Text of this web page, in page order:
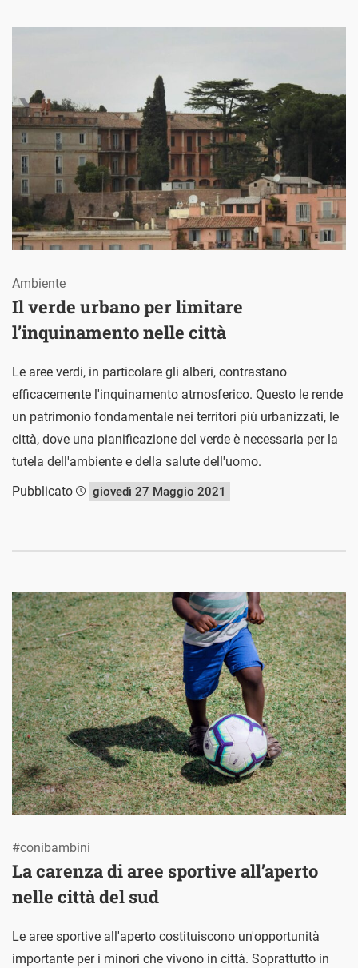
Il verde urbano per limitare
l’inquinamento nelle città
Ambiente
Le aree verdi, in particolare gli alberi, contrastano
efficacemente l'inquinamento atmosferico. Questo le rende
un patrimonio fondamentale nei territori più urbanizzati, le
città, dove una pianificazione del verde è necessaria per la
tutela dell'ambiente e della salute dell'uomo.
Pubblicato
giovedì 27 Maggio 2021
La carenza di aree sportive all’aperto
nelle città del sud
#conibambini
Le aree sportive all'aperto costituiscono un'opportunità
importante per i minori che vivono in città. Soprattutto in